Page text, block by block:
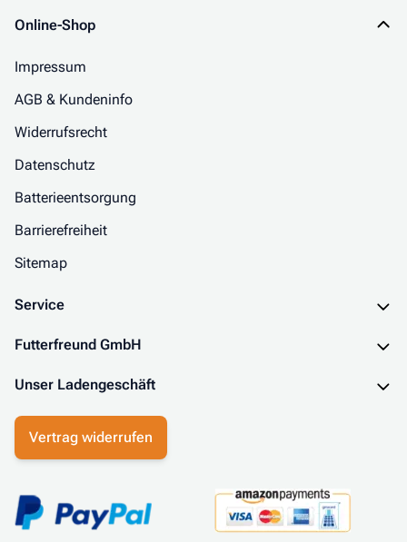
Online-Shop
Impressum
AGB & Kundeninfo
Widerrufsrecht
Datenschutz
Batterieentsorgung
Barrierefreiheit
Sitemap
Service
Futterfreund GmbH
Unser Ladengeschäft
Vertrag widerrufen